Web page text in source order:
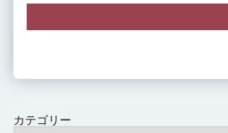
カテゴリー